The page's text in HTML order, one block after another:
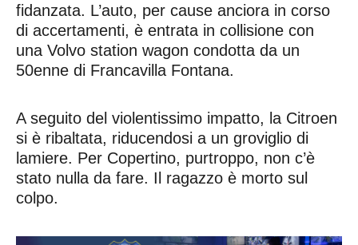
fidanzata. L’auto, per cause anciora in corso
di accertamenti, è entrata in collisione con
una Volvo station wagon condotta da un
50enne di Francavilla Fontana.
A seguito del violentissimo impatto, la Citroen
si è ribaltata, riducendosi a un groviglio di
lamiere. Per Copertino, purtroppo, non c’è
stato nulla da fare. Il ragazzo è morto sul
colpo.